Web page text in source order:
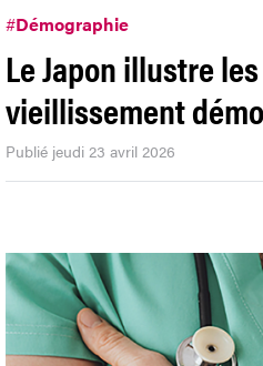
#Démographie
Le Japon illustre
vieillissement
Publié jeudi 23 avril 2026